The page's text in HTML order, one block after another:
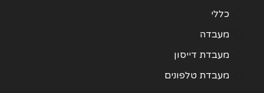
כללי
מעבדה
מעבדת דייסון
מעבדת טלפונים